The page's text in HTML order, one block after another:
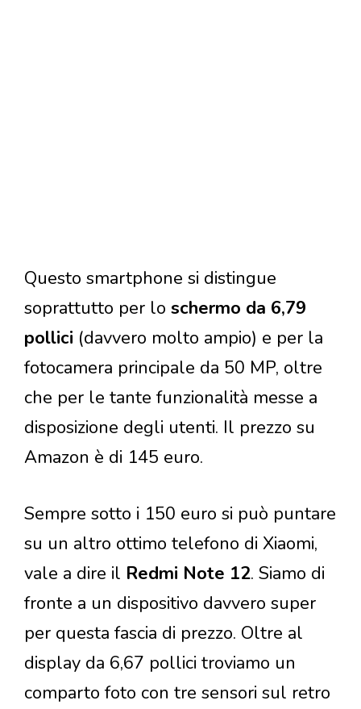
Questo smartphone si distingue
soprattutto per lo schermo da 6,79
pollici (davvero molto ampio) e per la
fotocamera principale da 50 MP, oltre
che per le tante funzionalità messe a
disposizione degli utenti. Il prezzo su
Amazon è di 145 euro.
Sempre sotto i 150 euro si può puntare
su un altro ottimo telefono di Xiaomi,
vale a dire il Redmi Note 12. Siamo di
fronte a un dispositivo davvero super
per questa fascia di prezzo. Oltre al
display da 6,67 pollici troviamo un
comparto foto con tre sensori sul retro